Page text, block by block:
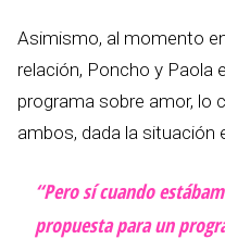
Asimismo, al momento
relación, Poncho y Paola
programa sobre amor, lo
ambos, dada la situación
“Pero sí cuando
propuesta para un